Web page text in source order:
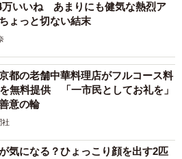
も考えましたが、今夫婦でダイ
にしました」（コンドリア水戸
は現在シュークリームもどきと
そうです。
ナくん、めいくん、なだちゃ
の5匹の保護猫ちゃんたちと暮ら
子をTwitterやインスタなどSNS
万いいね あまりにも健気な熱烈ア
ょっと切ない結末
都の老舗中華料理店がフルコース料
無料提供 「一市民としてお礼を」
意の輪
社
気になる？ひょっこり顔を出す2匹